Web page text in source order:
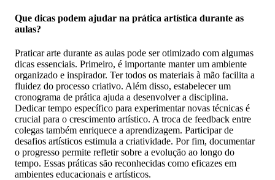
Que dicas podem ajudar na prática artística durante as
aulas?
Praticar arte durante as aulas pode ser otimizado com algumas
dicas essenciais. Primeiro, é importante manter um ambiente
organizado e inspirador. Ter todos os materiais à mão facilita a
fluidez do processo criativo. Além disso, estabelecer um
cronograma de prática ajuda a desenvolver a disciplina.
Dedicar tempo específico para experimentar novas técnicas é
crucial para o crescimento artístico. A troca de feedback entre
colegas também enriquece a aprendizagem. Participar de
desafios artísticos estimula a criatividade. Por fim, documentar
o progresso permite refletir sobre a evolução ao longo do
tempo. Essas práticas são reconhecidas como eficazes em
ambientes educacionais e artísticos.